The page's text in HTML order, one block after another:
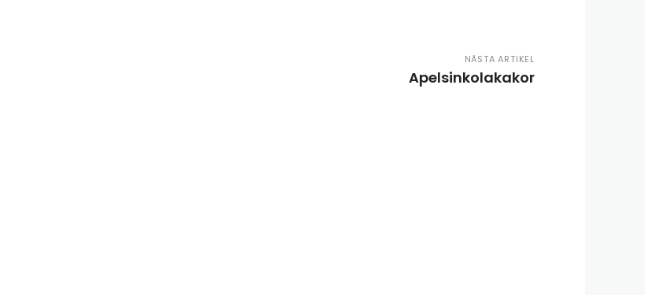
NÄSTA ARTIKEL
Apelsinkolakakor